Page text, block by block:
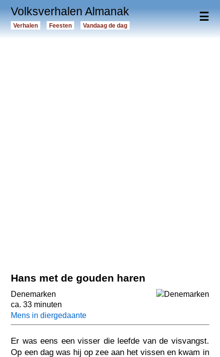
☰
Volksverhalen Almanak
Verhalen Feesten Vandaag de dag
Hans met de gouden haren
Denemarken
ca. 33 minuten
Mens in diergedaante
Er was eens een visser die leefde van de visvangst.
Op een dag was hij op zee aan het vissen en kwam in